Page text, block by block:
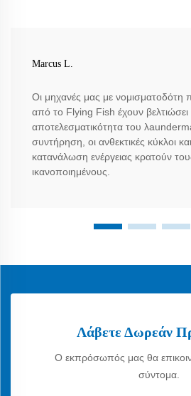
Marcus L.
Οι μηχανές μας με νομισματοδότη
από το Flying Fish έχουν βελτιώσει
αποτελεσματικότητα του
συντήρηση, οι ανθεκτικές κύκλοι
κατανάλωση ενέργειας κρατούν
ικανοποιημένους.
Λάβετε Δωρεάν
Ο εκπρόσωπός μας θα
σύντομα.